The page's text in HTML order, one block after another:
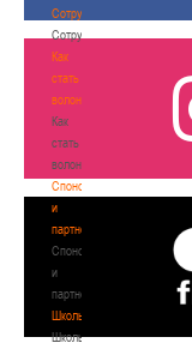
Сотрудничество
Сотрудничество
Как
стать
волонтером
Как
стать
волонтером
Спонсоры
и
партнеры
Спонсоры
и
партнеры
Школы
Школы